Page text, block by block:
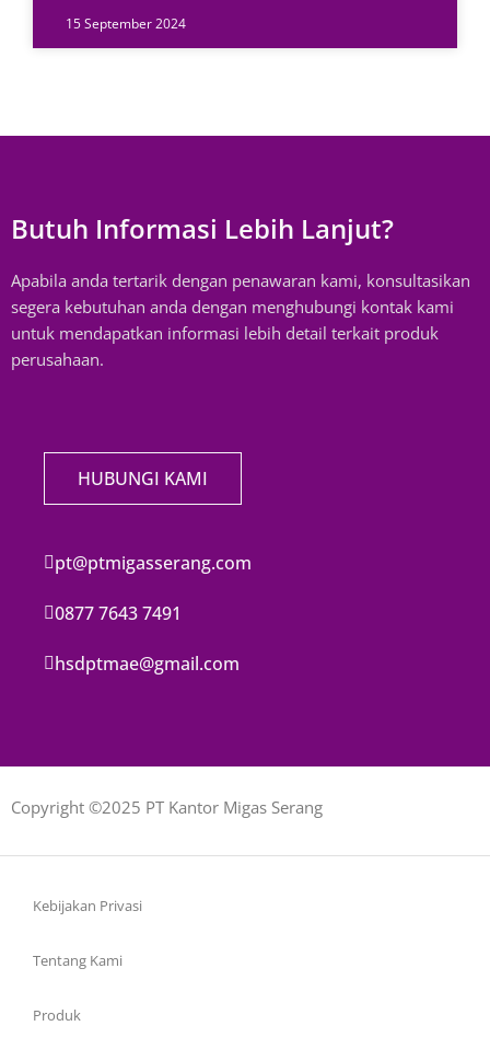
15 September 2024
Butuh Informasi Lebih Lanjut?
Apabila anda tertarik dengan penawaran kami, konsultasikan
segera kebutuhan anda dengan menghubungi kontak kami
untuk mendapatkan informasi lebih detail terkait produk
perusahaan.
HUBUNGI KAMI
pt@ptmigasserang.com
0877 7643 7491
hsdptmae@gmail.com
Copyright ©2025 PT Kantor Migas Serang
Kebijakan Privasi
Tentang Kami
Produk